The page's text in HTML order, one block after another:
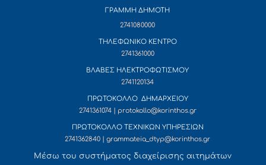
ΓΡΑΜΜΗ ΔΗΜΟΤΗ
2741080000
ΤΗΛΕΦΩΝΙΚΟ ΚΕΝΤΡΟ
2741361000
ΒΛΑΒΕΣ ΗΛΕΚΤΡΟΦΩΤΙΣΜΟΥ
2741120134
ΠΡΩΤΟΚΟΛΛΟ ΔΗΜΑΡΧΕΙΟΥ
2741361074 | protokollo@korinthos.gr
ΠΡΩΤΟΚΟΛΛΟ ΤΕΧΝΙΚΩΝ ΥΠΗΡΕΣΙΩΝ
2741362840 | grammateia_dtyp@korinthos.gr
Mέσω του συστήματος διαχείρισης αιτημάτων